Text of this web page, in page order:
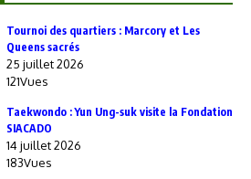
‎Tournoi des quartiers : Marcory et Les
Queens sacrés
25 juillet 2026
121Vues
Taekwondo : Yun Ung-suk visite la Fondation
SIACADO
14 juillet 2026
183Vues